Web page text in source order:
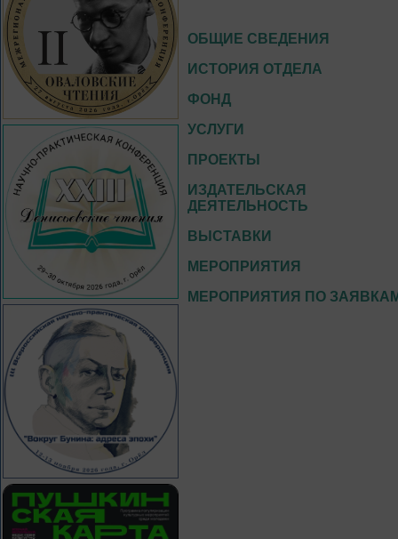
ОБЩИЕ СВЕДЕНИЯ
ИСТОРИЯ ОТДЕЛА
ФОНД
УСЛУГИ
ПРОЕКТЫ
ИЗДАТЕЛЬСКАЯ
ДЕЯТЕЛЬНОСТЬ
ВЫСТАВКИ
МЕРОПРИЯТИЯ
МЕРОПРИЯТИЯ ПО